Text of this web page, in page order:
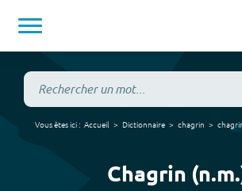
Vous êtes ici : Accueil Dictionnaire chagrin
Chagrin